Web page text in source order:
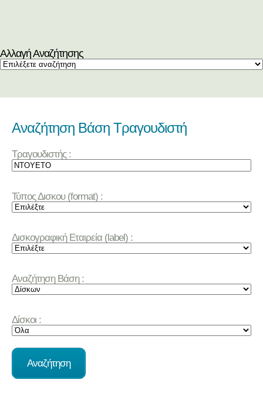
Αλλαγή Αναζήτησης
Αναζήτηση Βάση Τραγουδιστή
Τραγουδιστής :
Τύπος Δισκου (format) :
Δισκογραφική Εταιρεία (label) :
Αναζήτηση Βάση :
Δίσκοι :